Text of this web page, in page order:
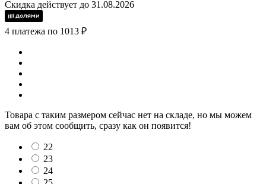
Скидка действует до 31.08.2026
4 платежа по 1013 ₽
Товара с таким размером сейчас нет на складе, но мы можем
вам об этом сообщить, сразу как он появится!
22
23
24